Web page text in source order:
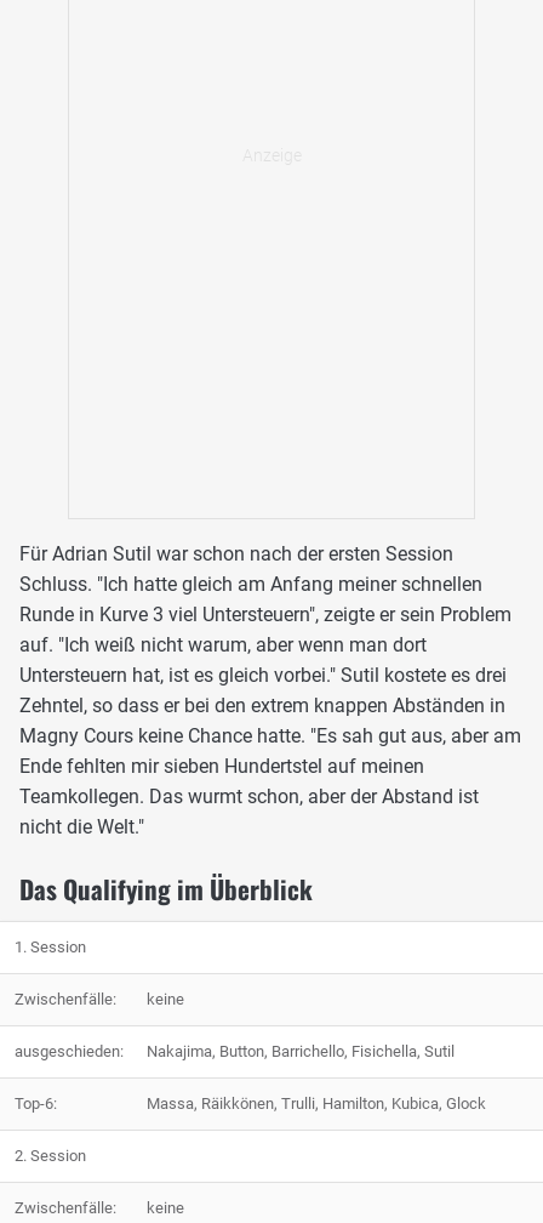
Für Adrian Sutil war schon nach der ersten Session
Schluss. "Ich hatte gleich am Anfang meiner schnellen
Runde in Kurve 3 viel Untersteuern", zeigte er sein Problem
auf. "Ich weiß nicht warum, aber wenn man dort
Untersteuern hat, ist es gleich vorbei." Sutil kostete es drei
Zehntel, so dass er bei den extrem knappen Abständen in
Magny Cours keine Chance hatte. "Es sah gut aus, aber am
Ende fehlten mir sieben Hundertstel auf meinen
Teamkollegen. Das wurmt schon, aber der Abstand ist
nicht die Welt."
Das Qualifying im Überblick
1. Session
Zwischenfälle: keine
ausgeschieden: Nakajima, Button, Barrichello, Fisichella, Sutil
Top-6: Massa, Räikkönen, Trulli, Hamilton, Kubica, Glock
2. Session
Zwischenfälle: keine